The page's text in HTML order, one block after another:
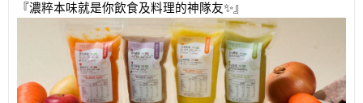
『濃粹本味就是你飲食及料理的神隊友✨』